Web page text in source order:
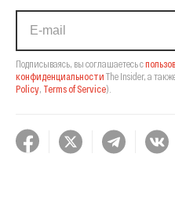
Подписываясь, вы соглашаетесь с
конфиденциальности The Insider, а
Policy Terms of Service).